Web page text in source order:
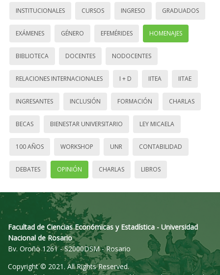
INSTITUCIONALES CURSOS INGRESO GRADUADOS
EXÁMENES GÉNERO EFEMÉRIDES HOMENAJES
BIBLIOTECA DOCENTES NODOCENTES
RELACIONES INTERNACIONALES I + D IITEA IITAE
INGRESANTES INCLUSIÓN FORMACIÓN CHARLAS
BECAS BIENESTAR UNIVERSITARIO LEY MICAELA
100 AÑOS WORKSHOP UNR CONTABILIDAD
DEBATES OPINIÓN CHARLAS LIBROS
Facultad de Ciencias Económicas y Estadística - Universidad
Nacional de Rosario
Bv. Oroño 1261 - S2000DSM - Rosario
Copyright © 2021. All Rights Reserved.